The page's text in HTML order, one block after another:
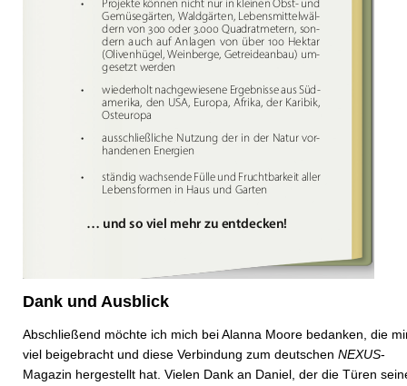
Dank und Ausblick
Abschließend möchte ich mich bei Alanna Moore bedanken, die
viel beigebracht und diese Verbindung zum deutschen NEXUS-
Magazin hergestellt hat. Vielen Dank an Daniel, der die Türen